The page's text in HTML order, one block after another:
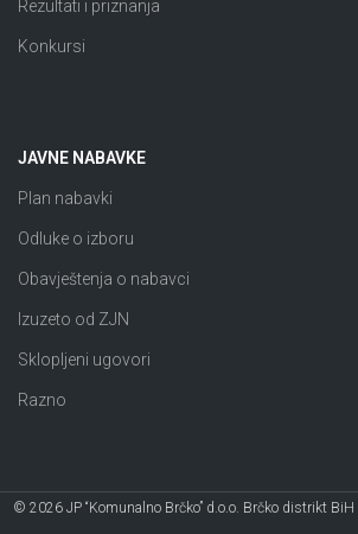
Rezultati i priznanja
Konkursi
JAVNE NABAVKE
Plan nabavki
Odluke o izboru
Obavještenja o nabavci
Izuzeto od ZJN
Sklopljeni ugovori
Razno
© 2026 JP “Komunalno Brčko” d.o.o. Brčko distrikt BiH |